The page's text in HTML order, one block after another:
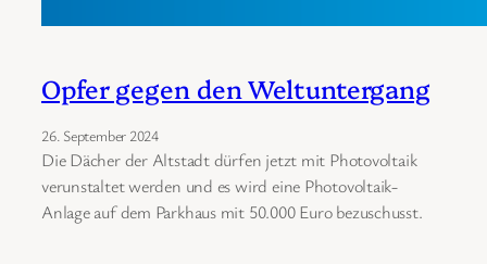
Opfer gegen den Weltuntergang
26. September 2024
Die Dächer der Altstadt dürfen jetzt mit Photovoltaik
verunstaltet werden und es wird eine Photovoltaik-
Anlage auf dem Parkhaus mit 50.000 Euro bezuschusst.